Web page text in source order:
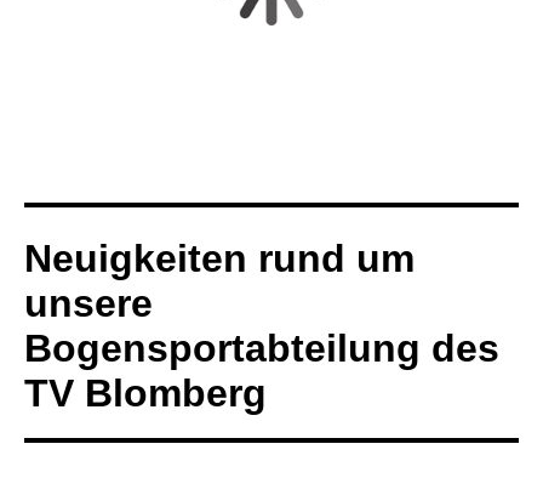
Neuigkeiten rund um
unsere
Bogensportabteilung des
TV Blomberg